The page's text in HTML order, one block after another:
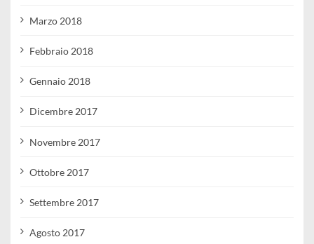
Marzo 2018
Febbraio 2018
Gennaio 2018
Dicembre 2017
Novembre 2017
Ottobre 2017
Settembre 2017
Agosto 2017